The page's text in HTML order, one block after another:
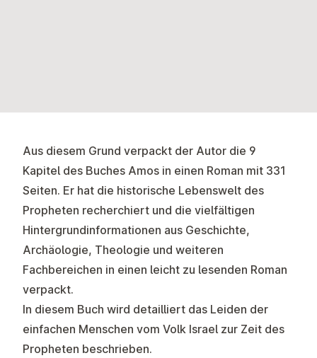
Aus diesem Grund verpackt der Autor die 9
Kapitel des Buches Amos in einen Roman mit 331
Seiten. Er hat die historische Lebenswelt des
Propheten recherchiert und die vielfältigen
Hintergrundinformationen aus Geschichte,
Archäologie, Theologie und weiteren
Fachbereichen in einen leicht zu lesenden Roman
verpackt.
In diesem Buch wird detailliert das Leiden der
einfachen Menschen vom Volk Israel zur Zeit des
Propheten beschrieben.